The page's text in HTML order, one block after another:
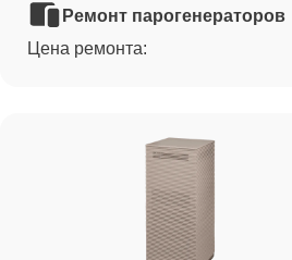
Ремонт парогенераторов
Цена ремонта: